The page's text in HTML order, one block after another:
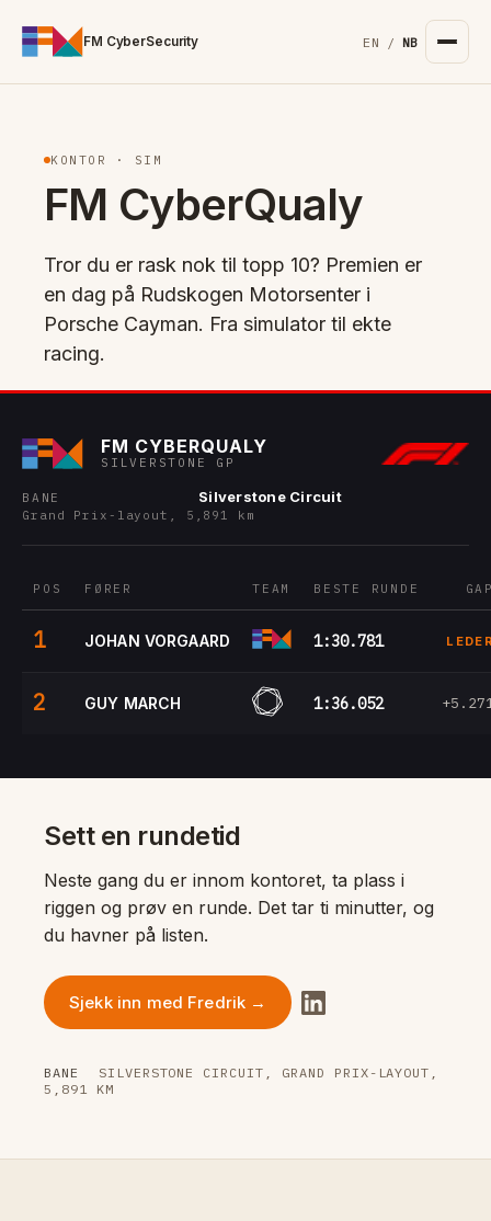
FM CyberSecurity EN / NB
KONTOR · SIM
FM CyberQualy
Tror du er rask nok til topp 10? Premien er
en dag på Rudskogen Motorsenter i
Porsche Cayman. Fra simulator til ekte
racing.
FM CYBERQUALY
SILVERSTONE GP
BANE Silverstone Circuit
Grand Prix-layout, 5,891 km
POS FØRER TEAM BESTE RUNDE
1 JOHAN VORGAARD 1:30.781
2 GUY MARCH 1:36.052
Sett en rundetid
Neste gang du er innom kontoret, ta plass i
riggen og prøv en runde. Det tar ti minutter, og
du havner på listen.
Sjekk inn med Fredrik →
BANE
SILVERSTONE CIRCUIT, GRAND PRIX-LAYOUT,
5,891 KM